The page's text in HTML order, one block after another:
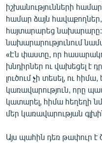
իշխանությունների
համար ձայն հավաքողներ,
հայտարարեց նախարարը:
նախարարությունում
«Էն փաստը, որ
խնդիրներ ու վախեցել է
լուծում չի տեսել, ու
կառավարություն, որը
կատարել, հիմա հեղեղի
մեր կառավարության
Այս պահին դեռ թափուր